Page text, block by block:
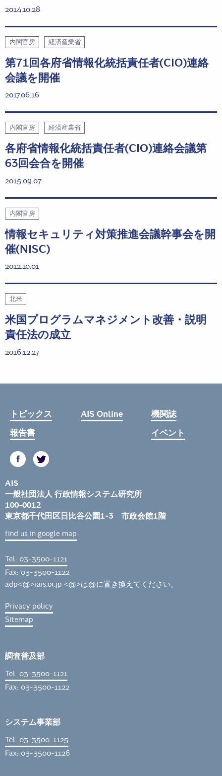
2014.10.28
内閣官房 経済産業省
第71回各府省情報化統括責任者(CIO)連絡
会議を開催
2017.06.16
内閣官房 経済産業省
各府省情報化統括責任者(CIO)連絡会議第
63回会合を開催
2015.09.07
内閣官房
情報セキュリティ対策推進会議幹事会を開
催(NISC)
2012.10.01
北米
米国プログラムマネジメント改善・説明
責任法の成立
2016.12.27
トピックス AIS Online
機関誌
報告書
イベント
AIS
一般社団法人 行政情報システム研究所
100-0012
東京都千代田区日比谷公園1-3 市政会館1階
find us in google map
Tel: 03-3500-1121
Fax: 03-3500-1122
adp<@>iais.or.jp <@>は@に置き換えてください。
Privacy policy
Sitemap
調査普及部
Tel: 03-3500-1121
Fax: 03-3500-1122
システム事業部
Tel: 03-3500-1125
Fax: 03-3500-1126